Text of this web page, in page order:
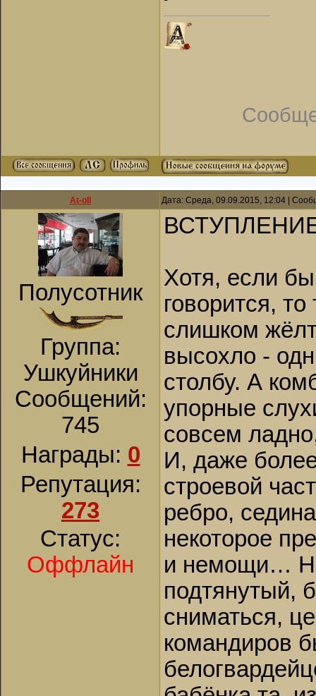
At-oll Дата: Среда, 09.09.2015, 12:04 |
Полусотник
Группа:
Ушкуйники
Сообщений:
745
Награды: 0
Репутация:
273
Статус:
Оффлайн
Хотя, если
говорится,
слишком
высохло -
столбу. А
упорные
совсем
И, даже
строевой
ребро,
некоторое
и немощи…
подтянутый,
сниматься,
командиров